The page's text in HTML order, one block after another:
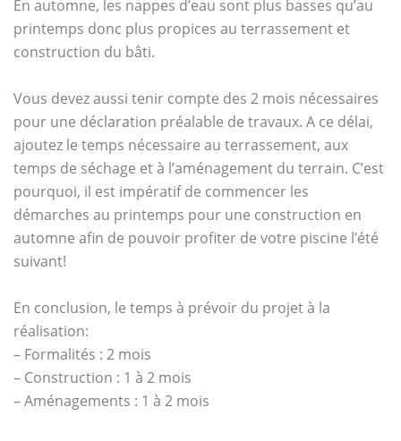
En automne, les nappes d’eau sont plus basses qu’au
printemps donc plus propices au terrassement et
construction du bâti.
Vous devez aussi tenir compte des 2 mois nécessaires
pour une déclaration préalable de travaux. A ce délai,
ajoutez le temps nécessaire au terrassement, aux
temps de séchage et à l’aménagement du terrain. C’est
pourquoi, il est impératif de commencer les
démarches au printemps pour une construction en
automne afin de pouvoir profiter de votre piscine l’été
suivant!
En conclusion, le temps à prévoir du projet à la
réalisation:
– Formalités : 2 mois
– Construction : 1 à 2 mois
– Aménagements : 1 à 2 mois